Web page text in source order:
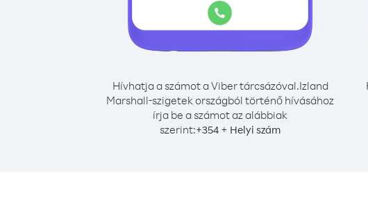
Hívhatja a számot a Viber tárcsázóval.Izland
Marshall-szigetek országból történő hívásához
írja be a számot az alábbiak
szerint:+354 + Helyi szám